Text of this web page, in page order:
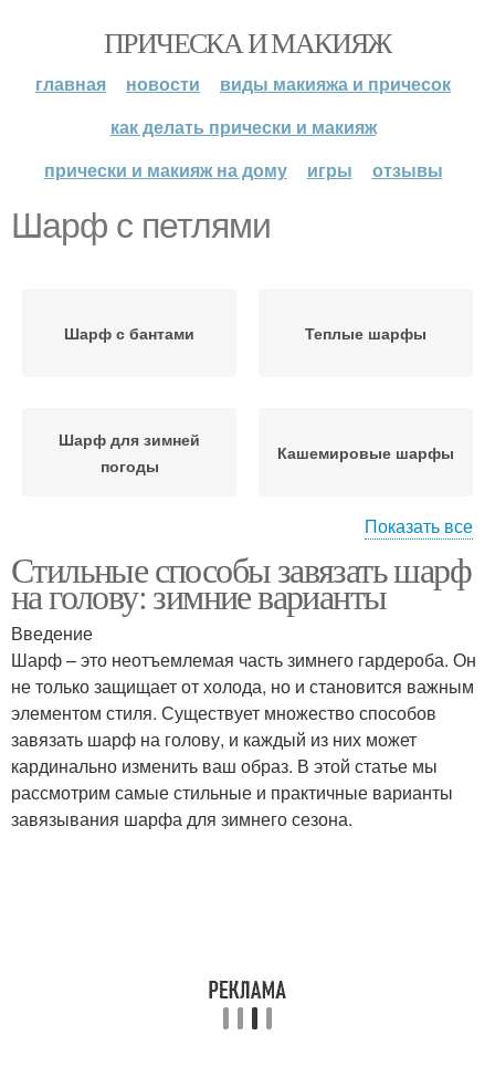
ПРИЧЕСКА И МАКИЯЖ
главная новости
виды макияжа и причесок
как делать прически и макияж
прически и макияж на дому
игры отзывы
Шарф с петлями
Шарф с бантами Теплые шарфы
Шарф для зимней
погоды
Кашемировые шарфы
Вязаные шарфы
Показать все
Стильные способы завязать шарф
на голову: зимние варианты
Введение
Шарф – это неотъемлемая часть зимнего гардероба. Он
не только защищает от холода, но и становится важным
элементом стиля. Существует множество способов
завязать шарф на голову, и каждый из них может
кардинально изменить ваш образ. В этой статье мы
рассмотрим самые стильные и практичные варианты
завязывания шарфа для зимнего сезона.